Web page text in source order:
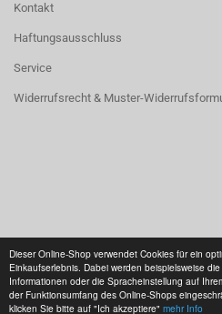
Dieser Online-Shop verwendet Cookies für ein
Einkaufserlebnis. Dabei werden beispielsweise
Informationen oder die Spracheinstellung auf
der Funktionsumfang des Online-Shops
klicken Sie bitte auf "Ich akzeptiere" mehr Info
Kontakt
Haftungsausschluss
Service
Widerrufsrecht & Muster-
Vertrag widerrufen
Onlineshop eröffnenmit